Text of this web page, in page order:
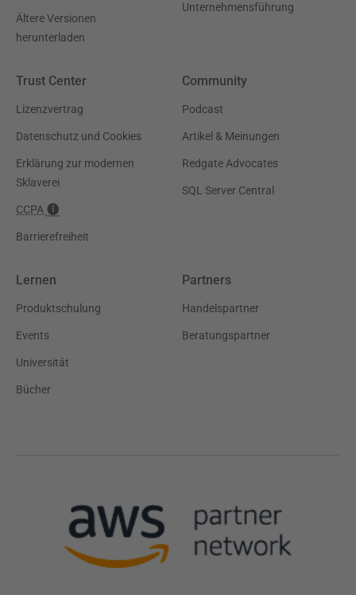
Ältere Versionen
herunterladen
Unternehmensführung
Trust Center
Lizenzvertrag
Datenschutz und Cookies
Erklärung zur modernen
Sklaverei
CCPA
Barrierefreiheit
Community
Podcast
Artikel & Meinungen
Redgate Advocates
SQL Server Central
Lernen
Produktschulung
Events
Universität
Bücher
Partners
Handelspartner
Beratungspartner